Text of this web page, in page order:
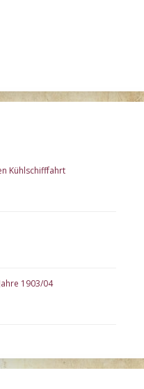
Kühlschifffahrt
1903/04